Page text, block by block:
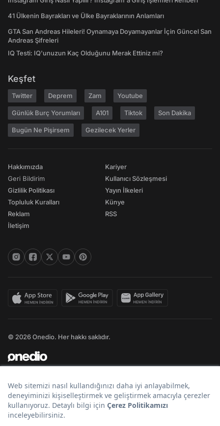
41 Ülkenin Bayrakları ve Ülke Bayraklarının Anlamları
GTA San Andreas Hileleri! Oynamaya Doyamayanlar İçin Güncel San
Andreas Şifreleri
IQ Testi: IQ'unuzun Kaç Olduğunu Merak Ettiniz mi?
Keşfet
Twitter Deprem Zam Youtube
Günlük Burç Yorumları A101 Tiktok Son Dakika
Bugün Ne Pişirsem Gezilecek Yerler
Hakkımızda
Geri Bildirim
Gizlilik Politikası
Topluluk Kuralları
Reklam
İletişim
Kariyer
Kullanıcı Sözleşmesi
Yayın İlkeleri
Künye
RSS
© 2026 Onedio. Her hakkı saklıdır.
Bir markasıdır.